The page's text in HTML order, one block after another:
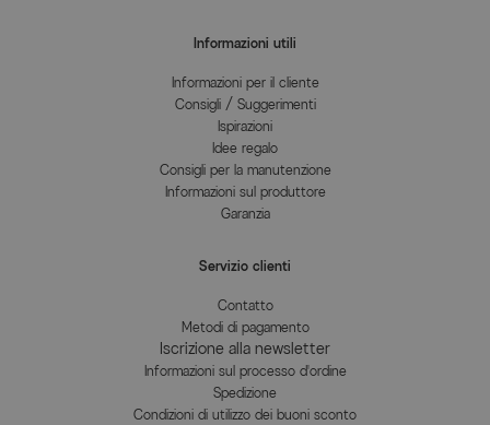
Informazioni utili
Informazioni per il cliente
Consigli / Suggerimenti
Ispirazioni
Idee regalo
Consigli per la manutenzione
Informazioni sul produttore
Garanzia
Servizio clienti
Contatto
Metodi di pagamento
Iscrizione alla newsletter
Informazioni sul processo d'ordine
Spedizione
Condizioni di utilizzo dei buoni sconto